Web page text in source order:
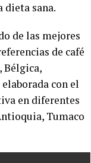
dieta sana.
de las mejores
de café
Bélgica,
con el
en diferentes
Tumaco